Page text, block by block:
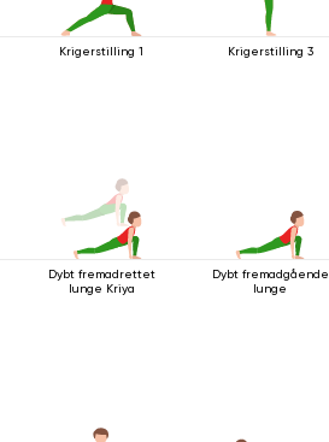
Krigerstilling 1 Krigerstilling 3
Dybt fremadrettet
lunge Kriya
Dybt fremadgående
lunge